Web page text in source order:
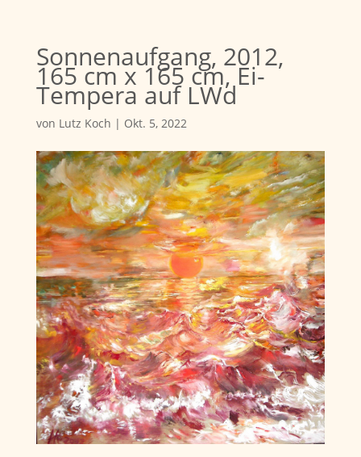
Sonnenaufgang, 2012,
165 cm x 165 cm, Ei-
Tempera auf LWd
von Lutz Koch | Okt. 5, 2022